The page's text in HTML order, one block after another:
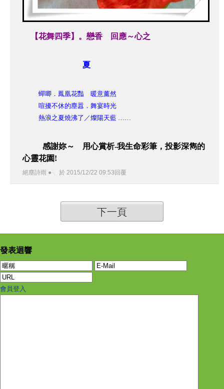
【花舞四季】。戀香 回應～心之
夏
蟬唧．鳳凰花豔 暖意薰然
喧擾不休的塵囂．舞宴時光
熱浪之夏燒沸了／燦陽天藍 ……
感謝妳～ 用心賞析-我生命彩筆，投影深雋的
心靈花園!
絕塵詩雨 ●╮ 於 2015/12/22 09:53回覆
下一頁
發表迴響
會員登入